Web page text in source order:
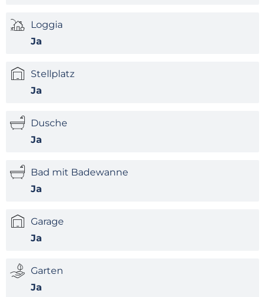
Loggia
Ja
Stellplatz
Ja
Dusche
Ja
Bad mit Badewanne
Ja
Garage
Ja
Garten
Ja